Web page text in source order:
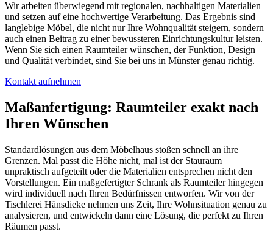
Wir arbeiten überwiegend mit regionalen, nachhaltigen Materialien
und setzen auf eine hochwertige Verarbeitung. Das Ergebnis sind
langlebige Möbel, die nicht nur Ihre Wohnqualität steigern, sondern
auch einen Beitrag zu einer bewussteren Einrichtungskultur leisten.
Wenn Sie sich einen Raumteiler wünschen, der Funktion, Design
und Qualität verbindet, sind Sie bei uns in Münster genau richtig.
Kontakt aufnehmen
Maßanfertigung: Raumteiler exakt nach
Ihren Wünschen
Standardlösungen aus dem Möbelhaus stoßen schnell an ihre
Grenzen. Mal passt die Höhe nicht, mal ist der Stauraum
unpraktisch aufgeteilt oder die Materialien entsprechen nicht den
Vorstellungen. Ein maßgefertigter Schrank als Raumteiler hingegen
wird individuell nach Ihren Bedürfnissen entworfen. Wir von der
Tischlerei Hänsdieke nehmen uns Zeit, Ihre Wohnsituation genau zu
analysieren, und entwickeln dann eine Lösung, die perfekt zu Ihren
Räumen passt.